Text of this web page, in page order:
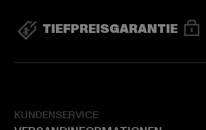
TIEFPREISGARANTIE
KUNDENSERVICE